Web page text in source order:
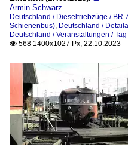
Armin Schwarz
Deutschland / Dieseltriebzüge / BR
Schienenbus) Deutschland /
Deutschland / Veranstaltungen /
 568 1400x1027 Px, 22.10.2023